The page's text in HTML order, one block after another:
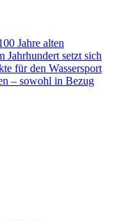
Jahre alten
Jahrhundert setzt sich
für den Wassersport
– sowohl in Bezug